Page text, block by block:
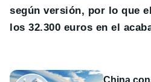
según versión, por lo que
los 32.300 euros en el
China